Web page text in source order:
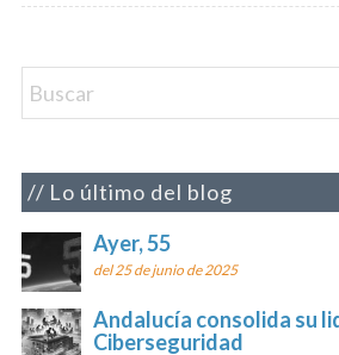
Lo último del blog
Ayer, 55
del 25 de junio de 2025
Andalucía consolida su
Ciberseguridad